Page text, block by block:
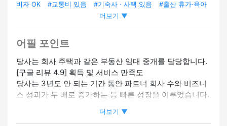
비자 OK
#교통비 있음 #기숙사 · 사택 있음
#출산 휴가·육아
#원격 근무
어 스피커 환영
#한국어 스피커 환영
#인도네시아어 스피커 환
영
#미경험 OK
일하기
#헤어스타일/헤어 컬러 자유 #네일 OK #문신 OK
#
복장 자유
더보기 ▼
어필 포인트
당사는 회사 주택과 같은 부동산 임대 중개를 담당합니다.
[구글 리뷰 4.9] 획득 및 서비스 만족도
당사는 3년도 안 되는 기간 동안 파트너 회사 수와 비즈니
스 성과가 두 배로 증가하는 등 빠른 성장을 이루었습니다.
우리는 이제 백 오피스를 지원할 새로운 위치를 확립했습
더보기 ▼